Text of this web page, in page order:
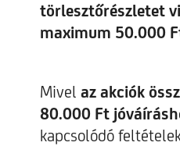
törlesztőrészletet
maximum 50.000
Mivel az akciók
80.000 Ft
kapcsolódó